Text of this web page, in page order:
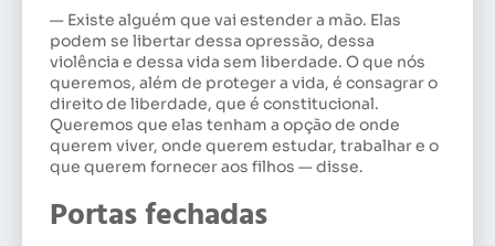
— Existe alguém que vai estender a mão. Elas
podem se libertar dessa opressão, dessa
violência e dessa vida sem liberdade. O que nós
queremos, além de proteger a vida, é consagrar o
direito de liberdade, que é constitucional.
Queremos que elas tenham a opção de onde
querem viver, onde querem estudar, trabalhar e o
que querem fornecer aos filhos — disse.
Portas fechadas